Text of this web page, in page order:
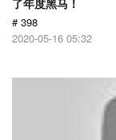
了年度黑马！
# 398
2020-05-16 05:32